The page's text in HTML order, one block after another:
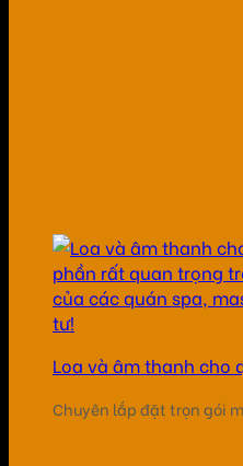
Loa và âm thanh cho
Chuyên lắp đặt trọn gói